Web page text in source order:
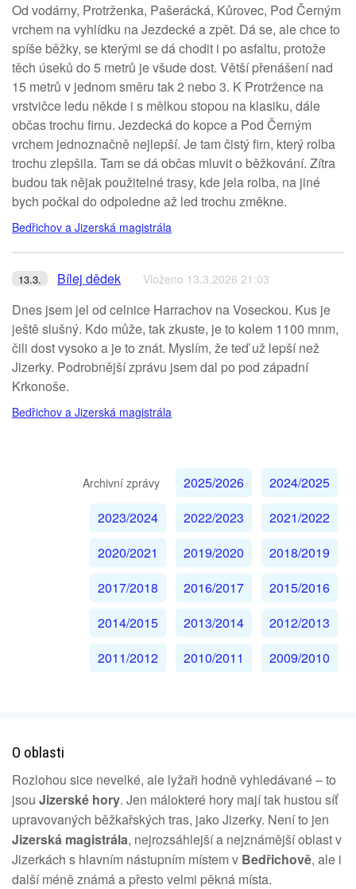
Od vodárny, Protrženka, Pašerácká, Kůrovec, Pod Černým
vrchem na vyhlídku na Jezdecké a zpět. Dá se, ale chce to
spíše běžky, se kterými se dá chodit i po asfaltu, protože
těch úseků do 5 metrů je všude dost. Větší přenášení nad
15 metrů v jednom směru tak 2 nebo 3. K Protržence na
vrstvičce ledu někde i s mělkou stopou na klasiku, dále
občas trochu firnu. Jezdecká do kopce a Pod Černým
vrchem jednoznačně nejlepší. Je tam čistý firn, který rolba
trochu zlepšila. Tam se dá občas mluvit o běžkování. Zítra
budou tak nějak použitelné trasy, kde jela rolba, na jiné
bych počkal do odpoledne až led trochu změkne.
Bedřichov a Jizerská magistrála
13.3. Bílej dědek Vloženo 13.3.2026 21:03
Dnes jsem jel od celnice Harrachov na Voseckou. Kus je
ještě slušný. Kdo může, tak zkuste, je to kolem 1100 mnm,
čili dost vysoko a je to znát. Myslím, že teď už lepší než
Jizerky. Podrobnější zprávu jsem dal po pod západní
Krkonoše.
Bedřichov a Jizerská magistrála
Archivní zprávy 2025/2026
2024/2025
2023/2024
2022/2023
2021/2022
2020/2021
2019/2020
2018/2019
2017/2018
2016/2017
2015/2016
2014/2015
2013/2014
2012/2013
2011/2012
2010/2011 2009/2010
O oblasti
Rozlohou sice nevelké, ale lyžaři hodně vyhledávané – to
jsou Jizerské hory. Jen málokteré hory mají tak hustou síť
upravovaných běžkařských tras, jako Jizerky. Není to jen
Jizerská magistrála, nejrozsáhlejší a nejznámější oblast v
Jizerkách s hlavním nástupním místem v Bedřichově, ale i
další méně známá a přesto velmi pěkná místa.